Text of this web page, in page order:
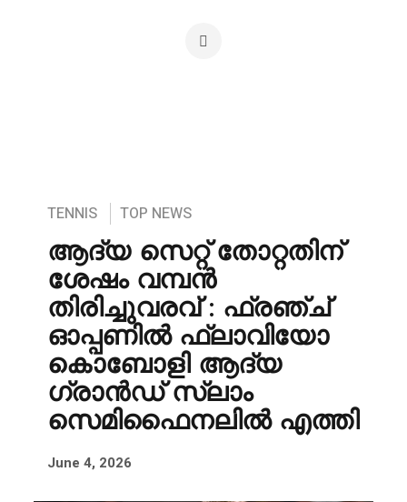
TENNIS TOP NEWS
ആദ്യ സെറ്റ് തോറ്റതിന്
ശേഷം വമ്പൻ
തിരിച്ചുവരവ് : ഫ്രഞ്ച്
ഓപ്പണിൽ ഫ്ലാവിയോ
കൊബോളി ആദ്യ
ഗ്രാൻഡ് സ്ലാം
സെമിഫൈനലിൽ എത്തി
June 4, 2026